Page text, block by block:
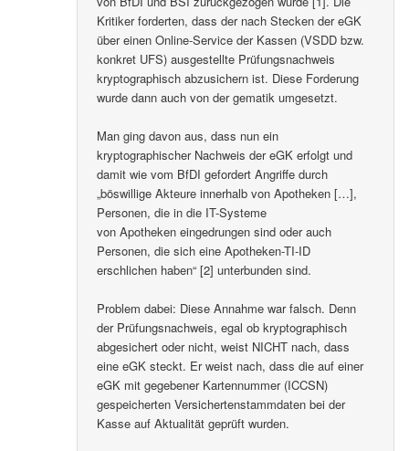
Kritiker forderten, dass der nach Stecken der eGK
über einen Online-Service der Kassen (VSDD bzw.
konkret UFS) ausgestellte Prüfungsnachweis
kryptographisch abzusichern ist. Diese Forderung
wurde dann auch von der gematik umgesetzt.
Man ging davon aus, dass nun ein
kryptographischer Nachweis der eGK erfolgt und
damit wie vom BfDI gefordert Angriffe durch
„böswillige Akteure innerhalb von Apotheken […],
Personen, die in die IT-Systeme
von Apotheken eingedrungen sind oder auch
Personen, die sich eine Apotheken-TI-ID
erschlichen haben“ [2] unterbunden sind.
Problem dabei: Diese Annahme war falsch. Denn
der Prüfungsnachweis, egal ob kryptographisch
abgesichert oder nicht, weist NICHT nach, dass
eine eGK steckt. Er weist nach, dass die auf einer
eGK mit gegebener Kartennummer (ICCSN)
gespeicherten Versichertenstammdaten bei der
Kasse auf Aktualität geprüft wurden.